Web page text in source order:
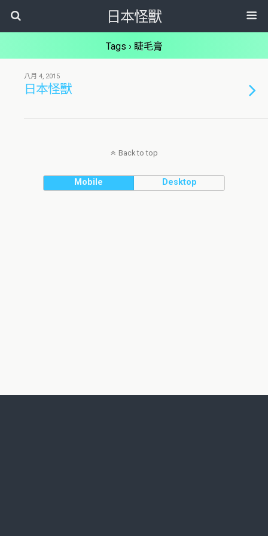
日本怪獸
Tags › 睫毛膏
八月 4, 2015
日本怪獸
Back to top
Mobile Desktop